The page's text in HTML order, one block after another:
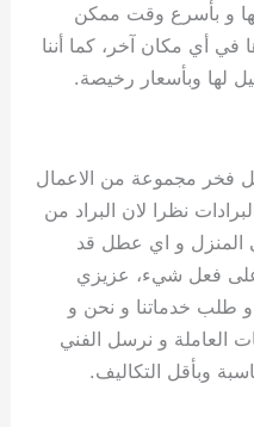
لها و بأسرع وقت ممكن
في أي مكان آخر، كما أننا
لها وبأسعار رخيصة.
فخر مجموعة من الاعمال
نظرا لان البراد من
المنزل و اي عطل قد
على فعل شيء، عزيزي
و طلب خدماتنا و نحن و
العاملة و نرسل الفني
وبأقل التكاليف.